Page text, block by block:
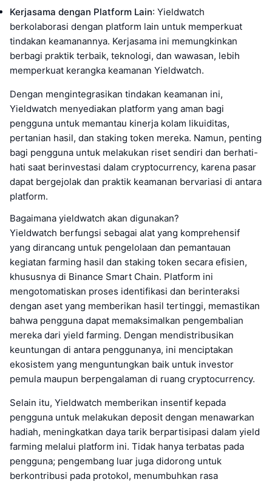
Kerjasama dengan Platform Lain: Yieldwatch
berkolaborasi dengan platform lain untuk memperkuat
tindakan keamanannya. Kerjasama ini memungkinkan
berbagi praktik terbaik, teknologi, dan wawasan, lebih
memperkuat kerangka keamanan Yieldwatch.
Dengan mengintegrasikan tindakan keamanan ini,
Yieldwatch menyediakan platform yang aman bagi
pengguna untuk memantau kinerja kolam likuiditas,
pertanian hasil, dan staking token mereka. Namun, penting
bagi pengguna untuk melakukan riset sendiri dan berhati-
hati saat berinvestasi dalam cryptocurrency, karena pasar
dapat bergejolak dan praktik keamanan bervariasi di antara
platform.
Bagaimana yieldwatch akan digunakan?
Yieldwatch berfungsi sebagai alat yang komprehensif
yang dirancang untuk pengelolaan dan pemantauan
kegiatan farming hasil dan staking token secara efisien,
khususnya di Binance Smart Chain. Platform ini
mengotomatiskan proses identifikasi dan berinteraksi
dengan aset yang memberikan hasil tertinggi, memastikan
bahwa pengguna dapat memaksimalkan pengembalian
mereka dari yield farming. Dengan mendistribusikan
keuntungan di antara penggunanya, ini menciptakan
ekosistem yang menguntungkan baik untuk investor
pemula maupun berpengalaman di ruang cryptocurrency.
Selain itu, Yieldwatch memberikan insentif kepada
pengguna untuk melakukan deposit dengan menawarkan
hadiah, meningkatkan daya tarik berpartisipasi dalam yield
farming melalui platform ini. Tidak hanya terbatas pada
pengguna; pengembang luar juga didorong untuk
berkontribusi pada protokol, menumbuhkan rasa